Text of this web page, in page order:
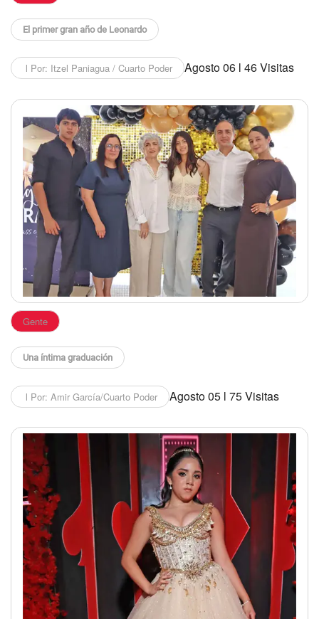
El primer gran año de Leonardo
l Por: Itzel Paniagua / Cuarto Poder Agosto 06 l 46 Visitas
Gente
Una íntima graduación
l Por: Amir García/Cuarto Poder Agosto 05 l 75 Visitas